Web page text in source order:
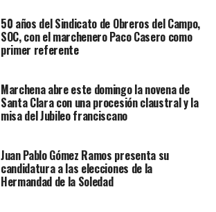
50 años del Sindicato de Obreros del Campo,
SOC, con el marchenero Paco Casero como
primer referente
Marchena abre este domingo la novena de
Santa Clara con una procesión claustral y la
misa del Jubileo franciscano
Juan Pablo Gómez Ramos presenta su
candidatura a las elecciones de la
Hermandad de la Soledad